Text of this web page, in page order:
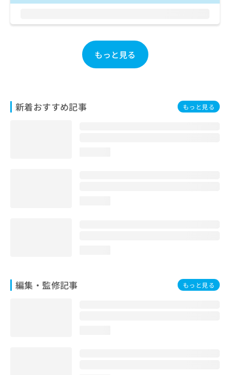
もっと見る
新着おすすめ記事 もっと見る
編集・監修記事 もっと見る
お
い